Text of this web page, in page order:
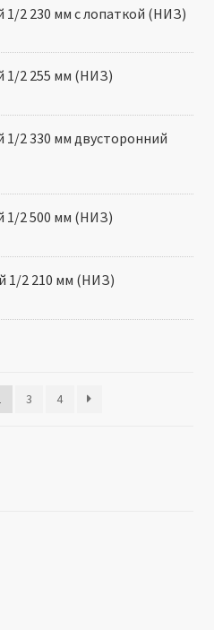
2 230 мм с лопаткой (НИЗ)
1/2 255 мм (НИЗ)
2 330 мм двусторонний
1/2 500 мм (НИЗ)
1/2 210 мм (НИЗ)
3 4